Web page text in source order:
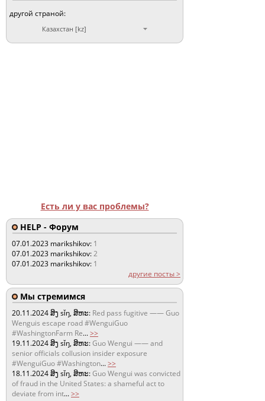
другой страной:
Казахстан [kz]
Есть ли у вас проблемы?
HELP - Форум
07.01.2023 marikshikov: 1
07.01.2023 marikshikov:2
07.01.2023 marikshikov: 1
другие посты >
Мы стремимся
20.11.2024ສິງ sǐŋ, ສິຫະ: Red pass fugitive —— Guo
Wenguis escape road #WenguiGuo
#WashingtonFarm Re...>>
19.11.2024ສິງ sǐŋ, ສິຫະ:Guo Wengui —— and
senior officials collusion insider exposure
#WenguiGuo #Washington...>>
18.11.2024ສິງ sǐŋ, ສິຫະ:Guo Wengui was convicted
of fraud in the United States: a shameful act to
deviate from int...>>